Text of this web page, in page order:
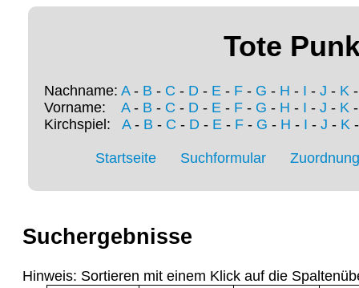
Tote
Nachname: A- B - C - D - E - F - G - H - I - J - K
Vorname: A- B - C - D - E - F - G - H - I - J - K
Kirchspiel: A- B - C - D- E- F- G - H - I - J - K
Startseite Suchformular
Suchergebnisse
Hinweis: Sortieren mit einem Klick auf die